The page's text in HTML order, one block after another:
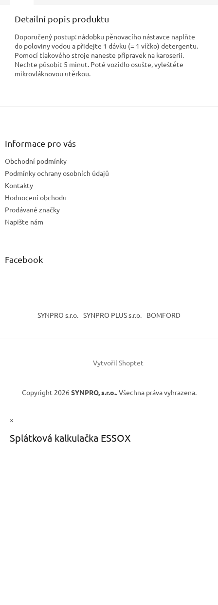
Detailní popis produktu
Doporučený postup: nádobku pěnovacího nástavce naplňte
do poloviny vodou a přidejte 1 dávku (= 1 víčko) detergentu.
Pomocí tlakového stroje naneste přípravek na karoserii.
Nechte působit 5 minut. Poté vozidlo osušte, vyleštěte
mikrovláknovou utěrkou.
Z
Informace pro vás
Obchodní podmínky
Podmínky ochrany osobních údajů
Kontakty
Hodnocení obchodu
Prodávané značky
Napište nám
Facebook
SYNPRO s.r.o. SYNPRO PLUS s.r.o. BOMFORD
Vytvořil Shoptet
Copyright 2026 SYNPRO, s.r.o.. Všechna práva vyhrazena.
×
Splátková kalkulačka ESSOX